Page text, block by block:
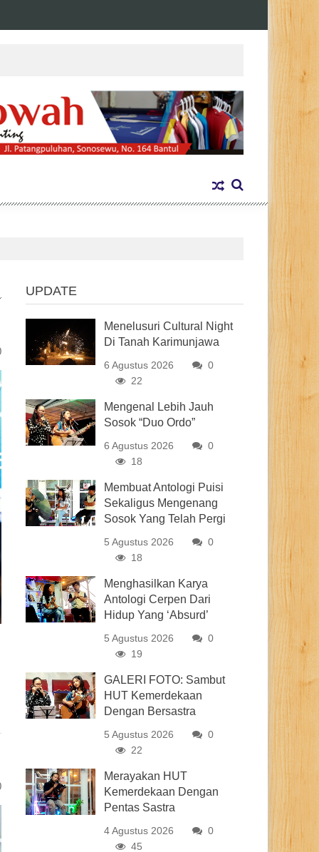
UPDATE
Menelusuri Cultural Night
Di Tanah Karimunjawa
6 Agustus 2026
0
22
Mengenal Lebih Jauh
Sosok “Duo Ordo”
6 Agustus 2026
0
18
Membuat Antologi Puisi
Sekaligus Mengenang
Sosok Yang Telah Pergi
5 Agustus 2026
0
18
Menghasilkan Karya
Antologi Cerpen Dari
Hidup Yang ‘Absurd’
5 Agustus 2026
0
19
GALERI FOTO: Sambut
HUT Kemerdekaan
Dengan Bersastra
5 Agustus 2026
0
22
Merayakan HUT
Kemerdekaan Dengan
Pentas Sastra
4 Agustus 2026
0
45